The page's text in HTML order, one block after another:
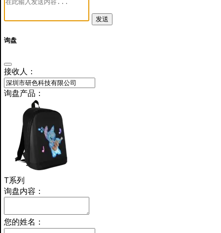
发送
询盘
接收人：
询盘产品：
T系列
询盘内容：
您的姓名：